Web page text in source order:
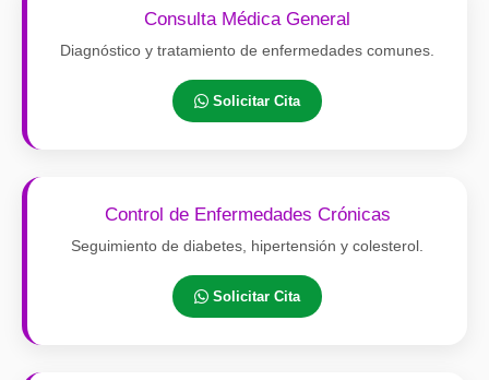
Consulta Médica General
Diagnóstico y tratamiento de enfermedades comunes.
Solicitar Cita
Control de Enfermedades Crónicas
Seguimiento de diabetes, hipertensión y colesterol.
Solicitar Cita